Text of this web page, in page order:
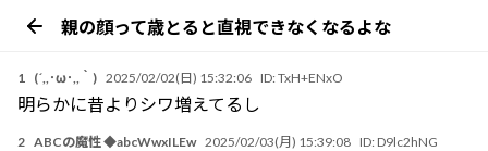
親の顔って歳とると直視できなくなるよな
1 (´,,･ω･,,｀) 2025/02/02(日) 15:32:06 ID:TxH+ENxO
明らかに昔よりシワ増えてるし
2 ABCの魔性 ◆abcWwxILEw 2025/02/03(月) 15:39:08 ID: D9lc2hNG